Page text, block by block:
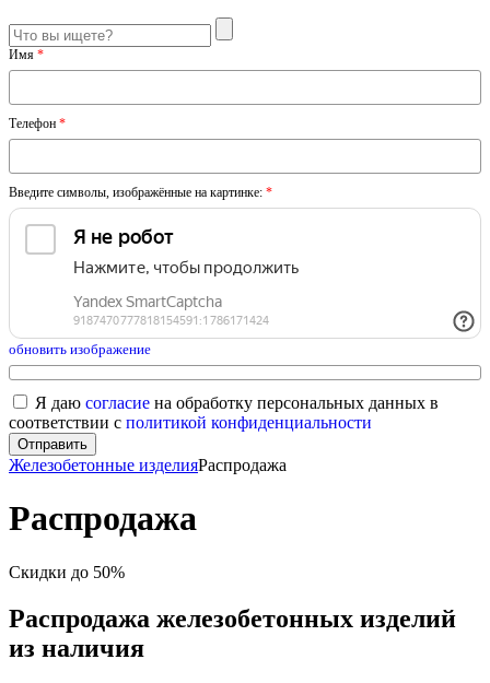
Имя *
Телефон *
Введите символы, изображённые на картинке: *
обновить изображение
Я даю согласие на обработку персональных данных в
соответствии с политикой конфиденциальности
Железобетонные изделияРаспродажа
Распродажа
Скидки до 50%
Распродажа железобетонных изделий
из наличия